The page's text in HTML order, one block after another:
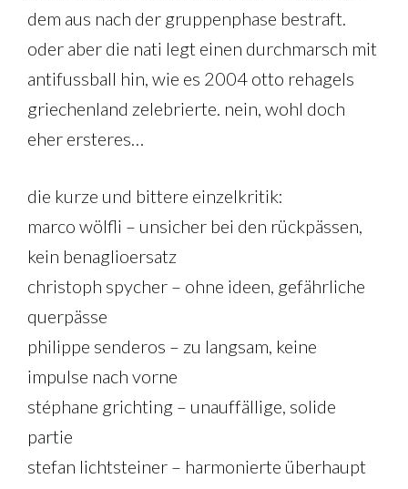
dem aus nach der gruppenphase bestraft.
oder aber die nati legt einen durchmarsch mit
antifussball hin, wie es 2004 otto rehagels
griechenland zelebrierte. nein, wohl doch
eher ersteres…
die kurze und bittere einzelkritik:
marco wölfli – unsicher bei den rückpässen,
kein benaglioersatz
christoph spycher – ohne ideen, gefährliche
querpässe
philippe senderos – zu langsam, keine
impulse nach vorne
stéphane grichting – unauffällige, solide
partie
stefan lichtsteiner – harmonierte überhaupt